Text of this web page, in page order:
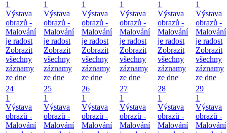
1
Výstava
obrazů -
Malování
je radost
Zobrazit
všechny
záznamy
ze dne
1
Výstava
obrazů -
Malování
je radost
Zobrazit
všechny
záznamy
ze dne
1
Výstava
obrazů -
Malování
je radost
Zobrazit
všechny
záznamy
ze dne
1
Výstava
obrazů -
Malování
je radost
Zobrazit
všechny
záznamy
ze dne
1
Výstava
obrazů -
Malování
je radost
Zobrazit
všechny
záznamy
ze dne
1
Výstava
obrazů -
Malování
je radost
Zobrazit
všechny
záznamy
ze dne
24
1
Výstava
obrazů -
Malování
25
1
Výstava
obrazů -
Malování
26
1
Výstava
obrazů -
Malování
27
1
Výstava
obrazů -
Malování
28
1
Výstava
obrazů -
Malování
29
1
Výstava
obrazů -
Malování